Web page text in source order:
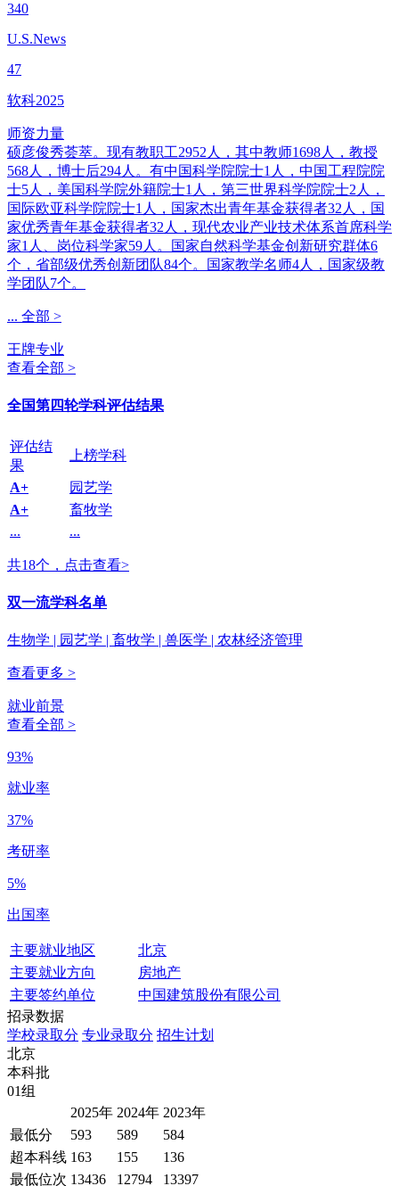
340
U.S.News
47
软科2025
师资力量
硕彦俊秀荟萃。现有教职工2952人，其中教师1698人，教授
568人，博士后294人。有中国科学院院士1人，中国工程院院
士5人，美国科学院外籍院士1人，第三世界科学院院士2人，
国际欧亚科学院院士1人，国家杰出青年基金获得者32人，国
家优秀青年基金获得者32人，现代农业产业技术体系首席科学
家1人、岗位科学家59人。国家自然科学基金创新研究群体6
个，省部级优秀创新团队84个。国家教学名师4人，国家级教
学团队7个。
... 全部 >
王牌专业
查看全部 >
全国第四轮学科评估结果
评估结
果
上榜学科
A+
园艺学
A+
畜牧学
...
...
共18个，点击查看>
双一流学科名单
生物学 | 园艺学 | 畜牧学 | 兽医学 | 农林经济管理
查看更多 >
就业前景
查看全部 >
93%
就业率
37%
考研率
5%
出国率
主要就业地区
北京
主要就业方向
房地产
主要签约单位
中国建筑股份有限公司
招录数据
学校录取分 专业录取分 招生计划
北京
本科批
01组
2025年 2024年 2023年
最低分
593 589
584
超本科线 163 155
136
最低位次 13436 12794 13397